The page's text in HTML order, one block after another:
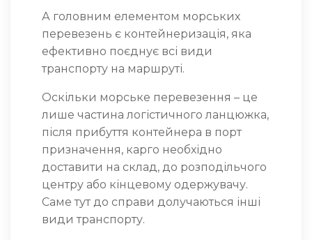
А головним елементом морських
перевезень є контейнеризація, яка
ефективно поєднує всі види
транспорту на маршруті.
Оскільки морське перевезення – це
лише частина логістичного ланцюжка,
після прибуття контейнера в порт
призначення, карго необхідно
доставити на склад, до розподільчого
центру або кінцевому одержувачу.
Саме тут до справи долучаються інші
види транспорту.